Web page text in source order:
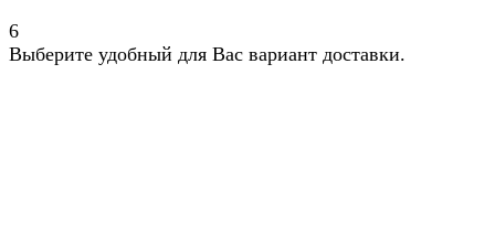
6
Выберите удобный для Вас вариант доставки.